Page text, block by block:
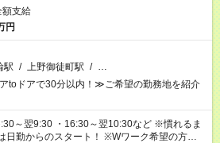
額支給
円
駅 / 上野御徒町駅 / …
toドアで30分以内！≫ご希望の勤務地を紹介
～翌9:30 ・16:30～翌10:30など ※慣れるま
スタート！ ※Wワーク希望の方へ